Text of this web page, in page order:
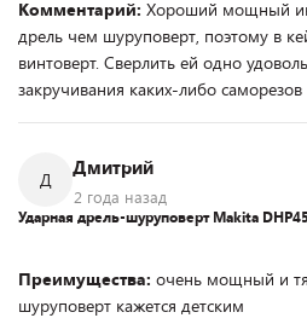
Комментарий: Хороший мощный
дрель чем шуруповерт, поэтому в
винтоверт. Сверлить ей одно
закручивания каких-либо
Д
Дмитрий
2 года назад
Ударная дрель-шуруповерт Makita
Преимущества: очень мощный и
шуруповерт кажется детским